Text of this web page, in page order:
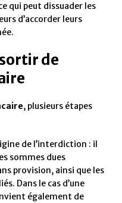
qui peut dissuader les
d’accorder leurs
de
, plusieurs étapes
de l’interdiction : il
sommes dues
provision, ainsi que les
Dans le cas d’une
également de